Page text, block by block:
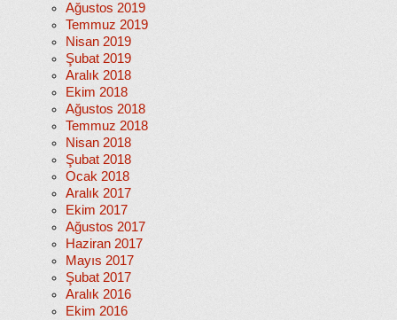
Ağustos 2019
Temmuz 2019
Nisan 2019
Şubat 2019
Aralık 2018
Ekim 2018
Ağustos 2018
Temmuz 2018
Nisan 2018
Şubat 2018
Ocak 2018
Aralık 2017
Ekim 2017
Ağustos 2017
Haziran 2017
Mayıs 2017
Şubat 2017
Aralık 2016
Ekim 2016